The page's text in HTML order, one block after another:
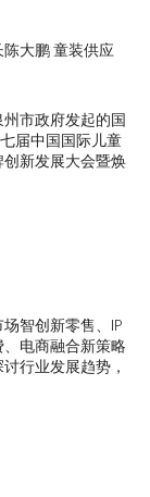
大鹏 童装供应
市政府发起的国
届中国国际儿童
新发展大会暨焕
智创新零售、IP
电商融合新策略
行业发展趋势，